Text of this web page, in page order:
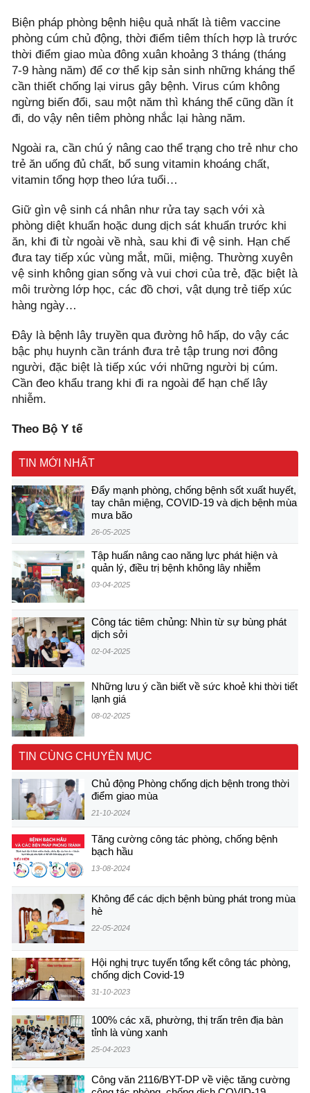
Biện pháp phòng bệnh hiệu quả nhất là tiêm vaccine
phòng cúm chủ động, thời điểm tiêm thích hợp là trước
thời điểm giao mùa đông xuân khoảng 3 tháng (tháng
7-9 hàng năm) để cơ thể kịp sản sinh những kháng thể
cần thiết chống lại virus gây bệnh. Virus cúm không
ngừng biến đổi, sau một năm thì kháng thể cũng dần ít
đi, do vậy nên tiêm phòng nhắc lại hàng năm.
Ngoài ra, cần chú ý nâng cao thể trạng cho trẻ như cho
trẻ ăn uống đủ chất, bổ sung vitamin khoáng chất,
vitamin tổng hợp theo lứa tuổi…
Giữ gìn vệ sinh cá nhân như rửa tay sạch với xà
phòng diệt khuẩn hoặc dung dịch sát khuẩn trước khi
ăn, khi đi từ ngoài về nhà, sau khi đi vệ sinh. Hạn chế
đưa tay tiếp xúc vùng mắt, mũi, miệng. Thường xuyên
vệ sinh không gian sống và vui chơi của trẻ, đặc biệt là
môi trường lớp học, các đồ chơi, vật dụng trẻ tiếp xúc
hàng ngày…
Đây là bệnh lây truyền qua đường hô hấp, do vậy các
bậc phụ huynh cần tránh đưa trẻ tập trung nơi đông
người, đặc biệt là tiếp xúc với những người bị cúm.
Cần đeo khẩu trang khi đi ra ngoài để hạn chế lây
nhiễm.
Theo Bộ Y tế
TIN MỚI NHẤT
Đẩy mạnh phòng, chống bệnh sốt xuất huyết,
tay chân miệng, COVID-19 và dịch bệnh mùa
mưa bão
26-05-2025
Tập huấn nâng cao năng lực phát hiện và
quản lý, điều trị bệnh không lây nhiễm
03-04-2025
Công tác tiêm chủng: Nhìn từ sự bùng phát
dịch sởi
02-04-2025
Những lưu ý cần biết về sức khoẻ khi thời tiết
lạnh giá
08-02-2025
TIN CÙNG CHUYÊN MỤC
Chủ động Phòng chống dịch bệnh trong thời
điểm giao mùa
21-10-2024
Tăng cường công tác phòng, chống bệnh
bạch hầu
13-08-2024
Không để các dịch bệnh bùng phát trong mùa
hè
22-05-2024
Hội nghị trực tuyến tổng kết công tác phòng,
chống dịch Covid-19
31-10-2023
100% các xã, phường, thị trấn trên địa bàn
tỉnh là vùng xanh
25-04-2023
Công văn 2116/BYT-DP về việc tăng cường